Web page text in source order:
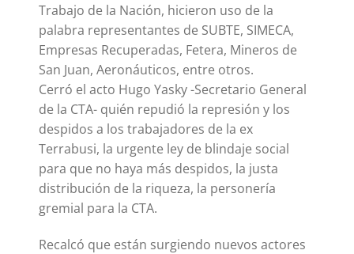
Trabajo de la Nación, hicieron uso de la
palabra representantes de SUBTE, SIMECA,
Empresas Recuperadas, Fetera, Mineros de
San Juan, Aeronáuticos, entre otros.
Cerró el acto Hugo Yasky -Secretario General
de la CTA- quién repudió la represión y los
despidos a los trabajadores de la ex
Terrabusi, la urgente ley de blindaje social
para que no haya más despidos, la justa
distribución de la riqueza, la personería
gremial para la CTA.
Recalcó que están surgiendo nuevos actores